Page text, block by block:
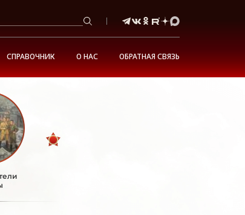
СПРАВОЧНИК О НАС ОБРАТНАЯ СВЯЗЬ